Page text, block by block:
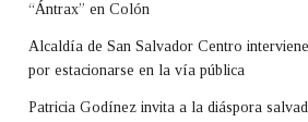
“Ántrax” en Colón
Alcaldía de San Salvador Centro
por estacionarse en la vía pública
Patricia Godínez invita a la diáspora